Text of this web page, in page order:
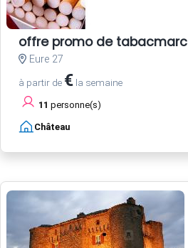
offre promo de tabacmarc
Eure 27
à partir de € la semaine
11 personne(s)
Château